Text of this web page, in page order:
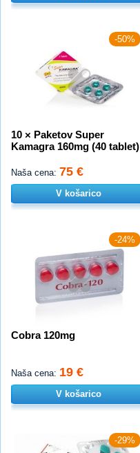
-50%
10 × Paketov Super
Kamagra 160mg (40 tablet)
Naša cena: 75 €
V košarico
-24%
Cobra 120mg
Naša cena: 19 €
V košarico
-29%